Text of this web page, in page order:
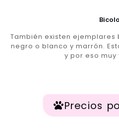
También existen
negro o blanco y marrón.
y por eso muy
Precios